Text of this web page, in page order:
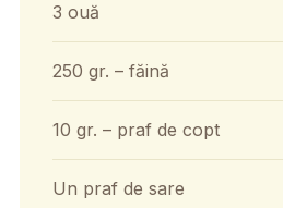
3 ouă
250 gr. – făină
10 gr. – praf de copt
Un praf de sare